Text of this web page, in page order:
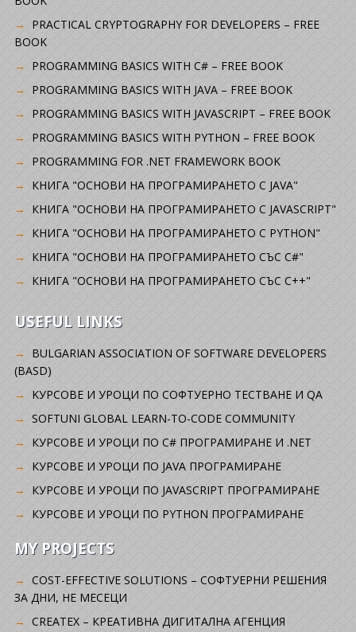
PRACTICAL CRYPTOGRAPHY FOR DEVELOPERS – FREE
BOOK
PROGRAMMING BASICS WITH C# – FREE BOOK
PROGRAMMING BASICS WITH JAVA – FREE BOOK
PROGRAMMING BASICS WITH JAVASCRIPT – FREE BOOK
PROGRAMMING BASICS WITH PYTHON – FREE BOOK
PROGRAMMING FOR .NET FRAMEWORK BOOK
КНИГА "ОСНОВИ НА ПРОГРАМИРАНЕТО С JAVA"
КНИГА "ОСНОВИ НА ПРОГРАМИРАНЕТО С JAVASCRIPT"
КНИГА "ОСНОВИ НА ПРОГРАМИРАНЕТО С PYTHON"
КНИГА "ОСНОВИ НА ПРОГРАМИРАНЕТО СЪС C#"
КНИГА "ОСНОВИ НА ПРОГРАМИРАНЕТО СЪС C++"
USEFUL LINKS
BULGARIAN ASSOCIATION OF SOFTWARE DEVELOPERS
(BASD)
KУРСОВЕ И УРОЦИ ПО СОФТУЕРНО ТЕСТВАНЕ И QA
SOFTUNI GLOBAL LEARN-TO-CODE COMMUNITY
КУРСОВЕ И УРОЦИ ПО C# ПРОГРАМИРАНЕ И .NET
КУРСОВЕ И УРОЦИ ПО JAVA ПРОГРАМИРАНЕ
КУРСОВЕ И УРОЦИ ПО JAVASCRIPT ПРОГРАМИРАНЕ
КУРСОВЕ И УРОЦИ ПО PYTHON ПРОГРАМИРАНЕ
MY PROJECTS
COST-EFFECTIVE SOLUTIONS – СОФТУЕРНИ РЕШЕНИЯ
ЗА ДНИ, НЕ МЕСЕЦИ
CREATEX – КРЕАТИВНА ДИГИТАЛНА АГЕНЦИЯ